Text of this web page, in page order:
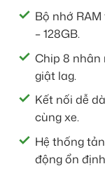
Bộ nhớ
– 128GB.
Chip 8 nhân
giật lag.
Kết nối dễ
cùng xe.
Hệ thống
động ổn